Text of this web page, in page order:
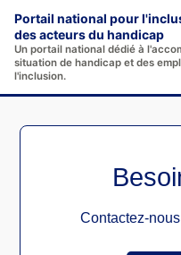
Aller
au
contenu
Portail national pour
des acteurs du handicap
Un portail national dédié à
situation de handicap et des
l'inclusion.
Contactez-